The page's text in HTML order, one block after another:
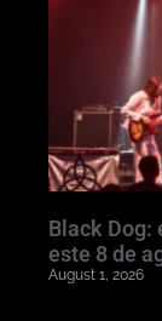
Black Dog:
este 8 de
August 1, 2026